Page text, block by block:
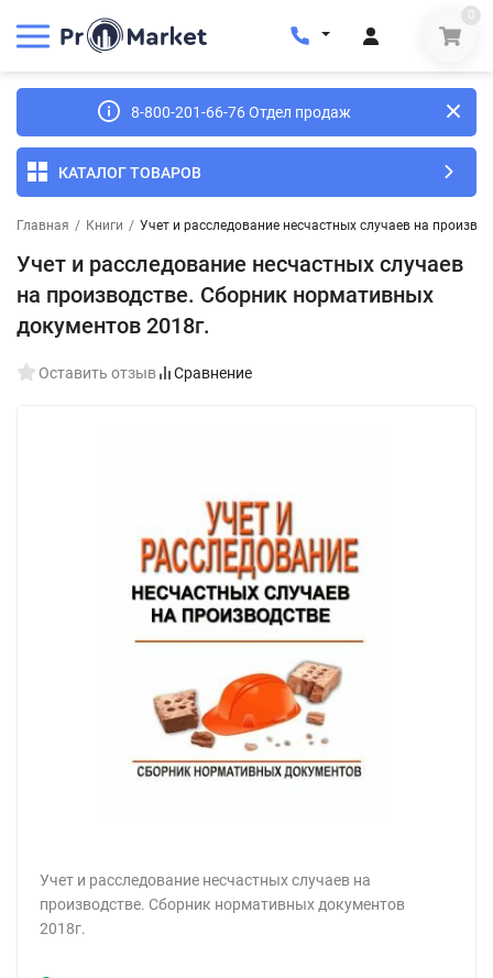
0
8-800-201-66-76 Отдел продаж
КАТАЛОГ ТОВАРОВ
Главная / Книги / Учет и расследование несчастных случаев на
Учет и расследование несчастных случаев
на производстве. Сборник нормативных
документов 2018г.
Оставить отзыв Сравнение
Учет и расследование несчастных случаев на
производстве. Сборник нормативных документов
2018г.